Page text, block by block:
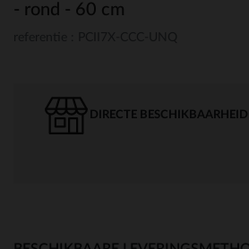
- rond - 60 cm
DIRECTE